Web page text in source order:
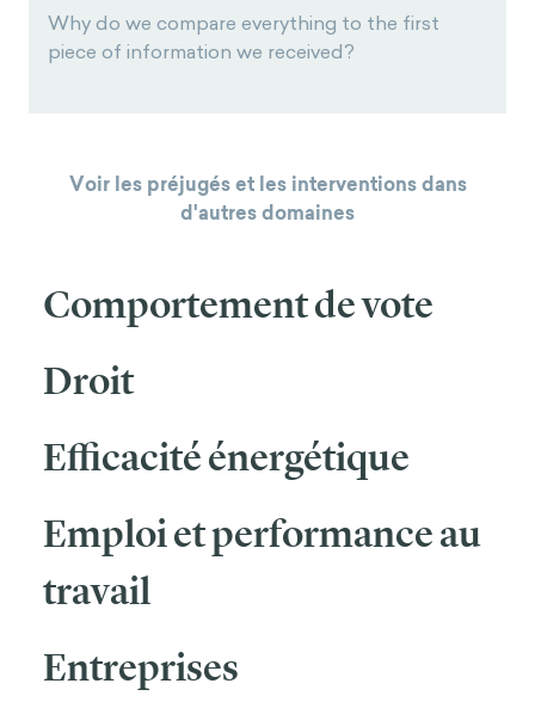
Why do we compare everything to the first
piece of information we received?
Voir les préjugés et les interventions dans
d'autres domaines
Comportement de vote
Droit
Efficacité énergétique
Emploi et performance au
travail
Entreprises